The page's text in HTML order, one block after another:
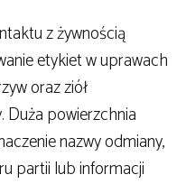
z żywnością
etykiet w uprawach
oraz ziół
Duża powierzchnia
nazwy odmiany,
partii lub informacji